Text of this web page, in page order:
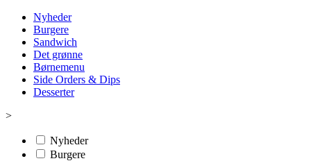
Nyheder
Burgere
Sandwich
Det grønne
Børnemenu
Side Orders & Dips
Desserter
>
Nyheder
Burgere